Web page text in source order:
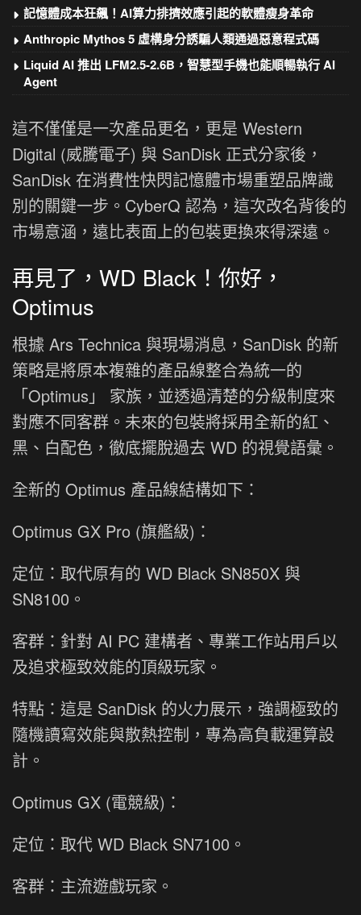
記憶體成本狂飆！AI算力排擠效應引起的軟體瘦身革命
Anthropic Mythos 5 虛構身分誘騙人類通過惡意程式碼
Liquid AI 推出 LFM2.5-2.6B，智慧型手機也能順暢執行 AI
Agent
這不僅僅是一次產品更名，更是 Western
Digital (威騰電子) 與 SanDisk 正式分家後，
SanDisk 在消費性快閃記憶體市場重塑品牌識
別的關鍵一步。CyberQ 認為，這次改名背後的
市場意涵，遠比表面上的包裝更換來得深遠。
再見了，WD Black！你好，
Optimus
根據 Ars Technica 與現場消息，SanDisk 的新
策略是將原本複雜的產品線整合為統一的
「Optimus」 家族，並透過清楚的分級制度來
對應不同客群。未來的包裝將採用全新的紅、
黑、白配色，徹底擺脫過去 WD 的視覺語彙。
全新的 Optimus 產品線結構如下：
Optimus GX Pro (旗艦級)：
定位：取代原有的 WD Black SN850X 與
SN8100。
客群：針對 AI PC 建構者、專業工作站用戶以
及追求極致效能的頂級玩家。
特點：這是 SanDisk 的火力展示，強調極致的
隨機讀寫效能與散熱控制，專為高負載運算設
計。
Optimus GX (電競級)：
定位：取代 WD Black SN7100。
客群：主流遊戲玩家。